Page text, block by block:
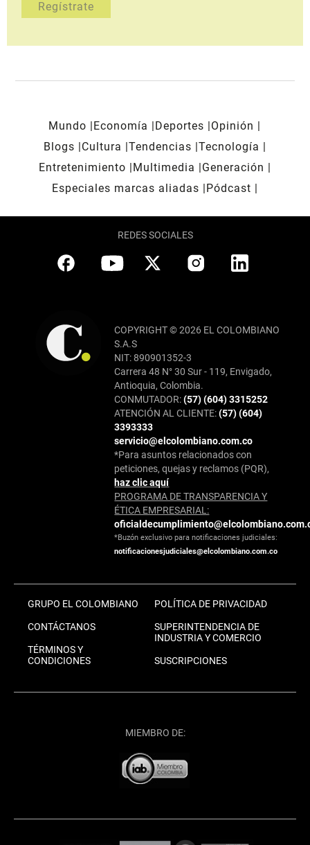
Mundo Economía Deportes
Opinión
Blogs
Cultura Tendencias Tecnología
Entretenimiento
Multimedia
Generación
Especiales marcas aliadas
Pódcast
REDES SOCIALES
COPYRIGHT © 2026 EL COLOMBIANO
S.A.S
NIT: 890901352-3
Carrera 48 N° 30 Sur - 119, Envigado,
Antioquia, Colombia.
CONMUTADOR:(57) (604) 3315252
ATENCIÓN AL CLIENTE:(57) (604)
3393333
servicio@elcolombiano.com.co
*Para asuntos relacionados con
peticiones, quejas y reclamos (PQR),
haz clic aquí
PROGRAMA DE TRANSPARENCIA Y
ÉTICA EMPRESARIAL:
*Buzón exclusivo para notificaciones judiciales:
notificacionesjudiciales@elcolombiano.com.co
GRUPO EL COLOMBIANO
CONTÁCTANOS
TÉRMINOS Y
CONDICIONES
POLÍTICA DE PRIVACIDAD
SUPERINTENDENCIA DE
INDUSTRIA Y COMERCIO
SUSCRIPCIONES
MIEMBRO DE: